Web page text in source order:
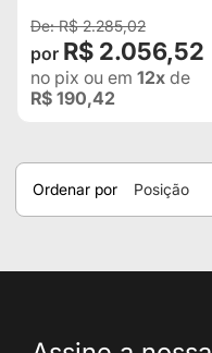
R$ 2.285,02
R$ 2.056,52
no pix ou em 12x de
R$ 190,42
Ordenar por Posição